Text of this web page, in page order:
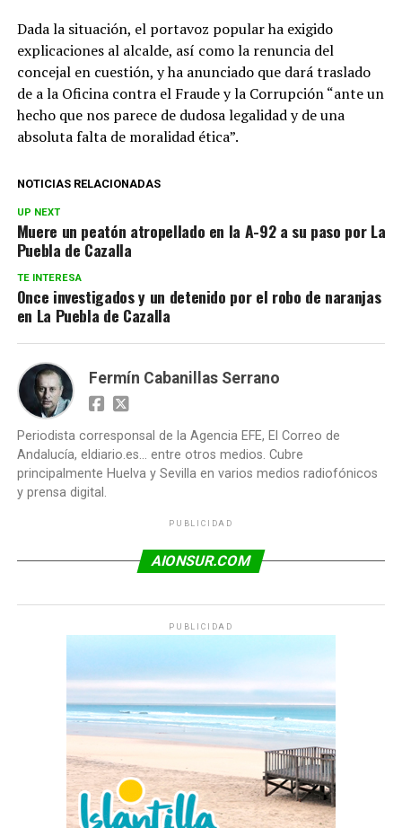
Dada la situación, el portavoz popular ha exigido
explicaciones al alcalde, así como la renuncia del
concejal en cuestión, y ha anunciado que dará traslado
de a la Oficina contra el Fraude y la Corrupción “ante un
hecho que nos parece de dudosa legalidad y de una
absoluta falta de moralidad ética”.
NOTICIAS RELACIONADAS
UP NEXT
Muere un peatón atropellado en la A-92 a su paso por La
Puebla de Cazalla
TE INTERESA
Once investigados y un detenido por el robo de naranjas
en La Puebla de Cazalla
Fermín Cabanillas Serrano
Periodista corresponsal de la Agencia EFE, El Correo de
Andalucía, eldiario.es... entre otros medios. Cubre
principalmente Huelva y Sevilla en varios medios radiofónicos
y prensa digital.
PUBLICIDAD
AIONSUR.COM
PUBLICIDAD